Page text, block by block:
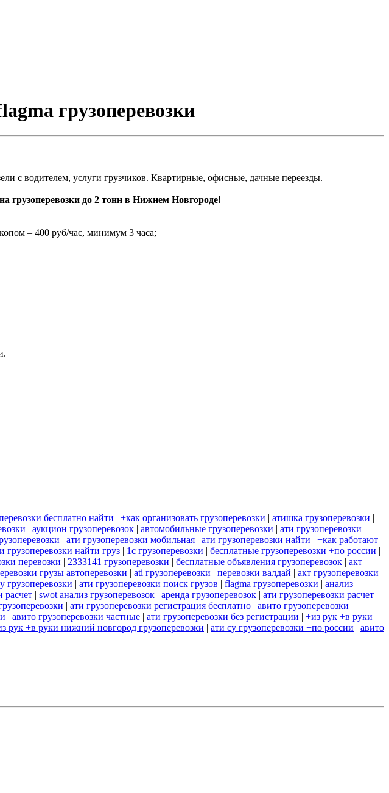
грузоперевозки
с водителем, услуги грузчиков. Квартирные, офисные, дачные переезды.
грузоперевозки до 2 тонн в Нижнем Новгороде!
– 400 руб/час, минимум 3 часа;
бесплатно найти | +как организовать грузоперевозки | атишка грузоперевозки |
| аукцион грузоперевозок | автомобильные грузоперевозки | ати грузоперевозки
| ати грузоперевозки мобильная | ати грузоперевозки найти | +как работают
грузоперевозки найти груз | 1с грузоперевозки | бесплатные грузоперевозки +по россии |
перевозки | 2333141 грузоперевозки | бесплатные объявления грузоперевозок | акт
грузы автоперевозки | ati грузоперевозки | перевозки валдай | акт грузоперевозки |
грузоперевозки | ати грузоперевозки поиск грузов | flagma грузоперевозки | анализ
расчет | swot анализ грузоперевозок | аренда грузоперевозок | ати грузоперевозки расчет
| ати грузоперевозки регистрация бесплатно | авито грузоперевозки
| авито грузоперевозки частные | ати грузоперевозки без регистрации | +из рук +в руки
рук +в руки нижний новгород грузоперевозки | ати су грузоперевозки +по россии | авито